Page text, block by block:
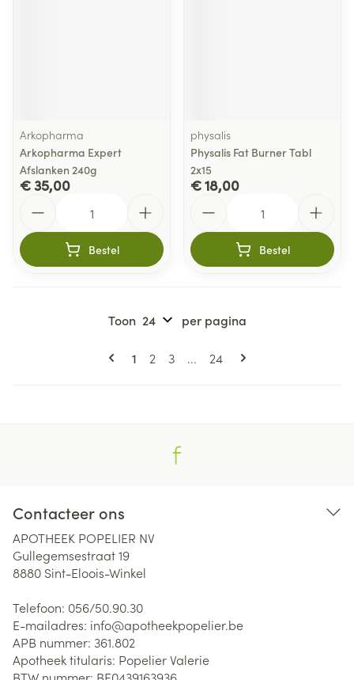
Arkopharma
Arkopharma Expert
Afslanken 240g
€ 35,00
Bestel
physalis
Physalis Fat Burner Tabl
2x15
€ 18,00
Bestel
Pagina's
U lees momenteel pagina
1 Pagina
2 Pagina
3 ... Pagina
24
Toon per pagina
Contacteer ons
APOTHEEK POPELIER NV
Gullegemsestraat 19
8880 Sint-Eloois-Winkel
Telefoon: 056/50.90.30
E-mailadres: info@apotheekpopelier.be
APB nummer: 361.802
Apotheek titularis: Popelier Valerie